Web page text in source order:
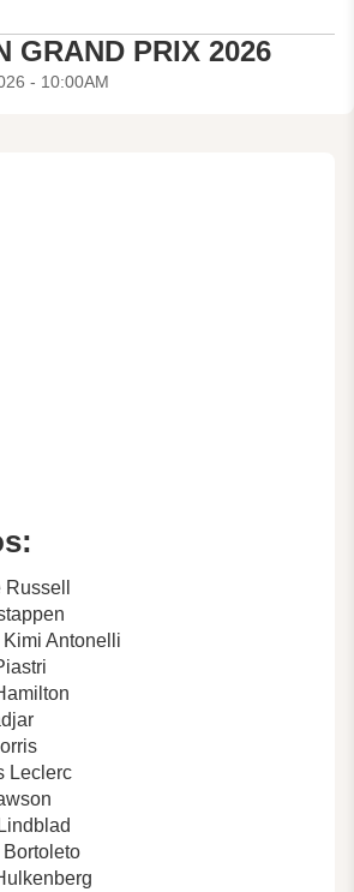
GRAND PRIX 2026
- 10:00AM
Kimi Antonelli
Leclerc
Bortoleto